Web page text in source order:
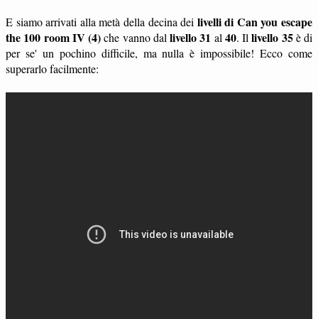
E siamo arrivati alla metà della decina dei livelli di Can you escape
the 100 room IV (4)che vanno dallivello 31 al40. Illivello 35è di
per se' un pochino difficile, ma nulla è impossibile! Ecco come
superarlo facilmente: